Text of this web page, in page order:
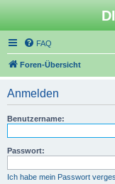
FAQ
Foren-Übersicht
Anmelden
Benutzername:
Passwort:
Ich habe mein Passwort